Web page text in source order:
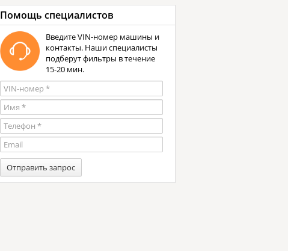
Помощь специалистов
Введите VIN-номер машины и
контакты. Наши специалисты
подберут фильтры в течение
15-20 мин.
Отправить запрос